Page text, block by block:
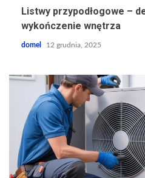
Listwy przypodłogowe –
wykończenie wnętrza
domel 12 grudnia, 2025